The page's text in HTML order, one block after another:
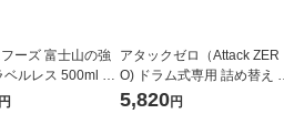
ーズ 富士山の強
ルレス 500ml 1
）
円
アタックゼロ（Attack ZER
O) ドラム式専用 詰め替え メ
ガジャンボ 2300g 1セット
（2個入) 洗濯洗剤 花王
5,820円